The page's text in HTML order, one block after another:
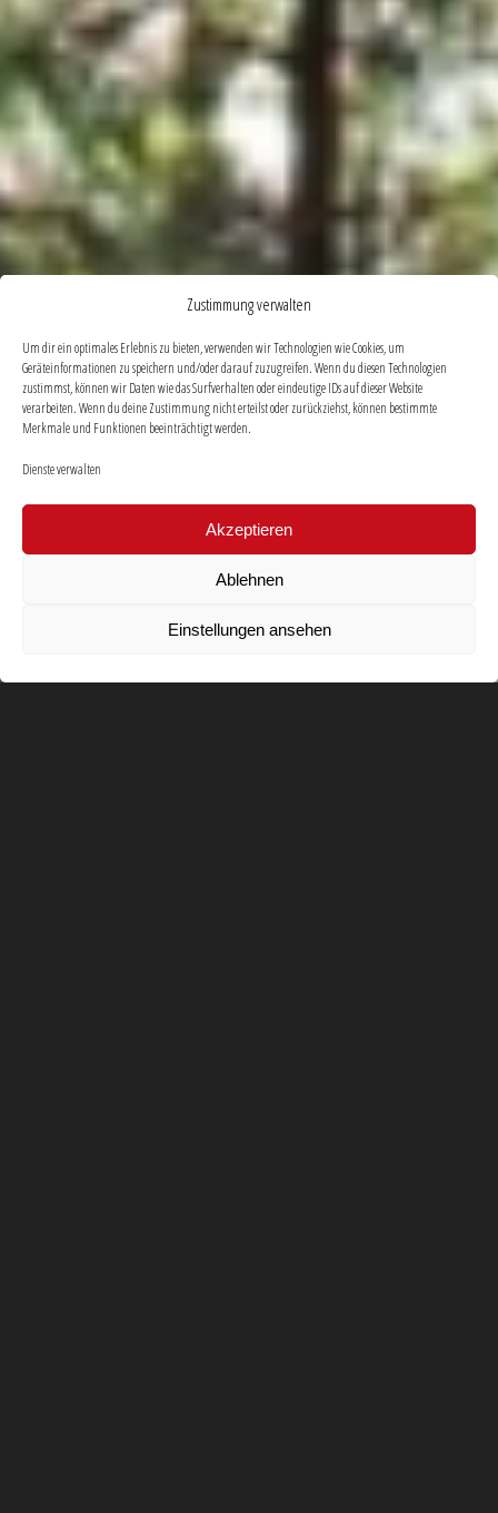
Zustimmung verwalten
Um dir ein optimales Erlebnis zu bieten, verwenden wir Technologien wie Cookies, um
Geräteinformationen zu speichern und/oder darauf zuzugreifen. Wenn du diesen Technologien
zustimmst, können wir Daten wie das Surfverhalten oder eindeutige IDs auf dieser Website
verarbeiten. Wenn du deine Zustimmung nicht erteilst oder zurückziehst, können bestimmte
Merkmale und Funktionen beeinträchtigt werden.
Dienste verwalten
Akzeptieren
Ablehnen
Einstellungen ansehen